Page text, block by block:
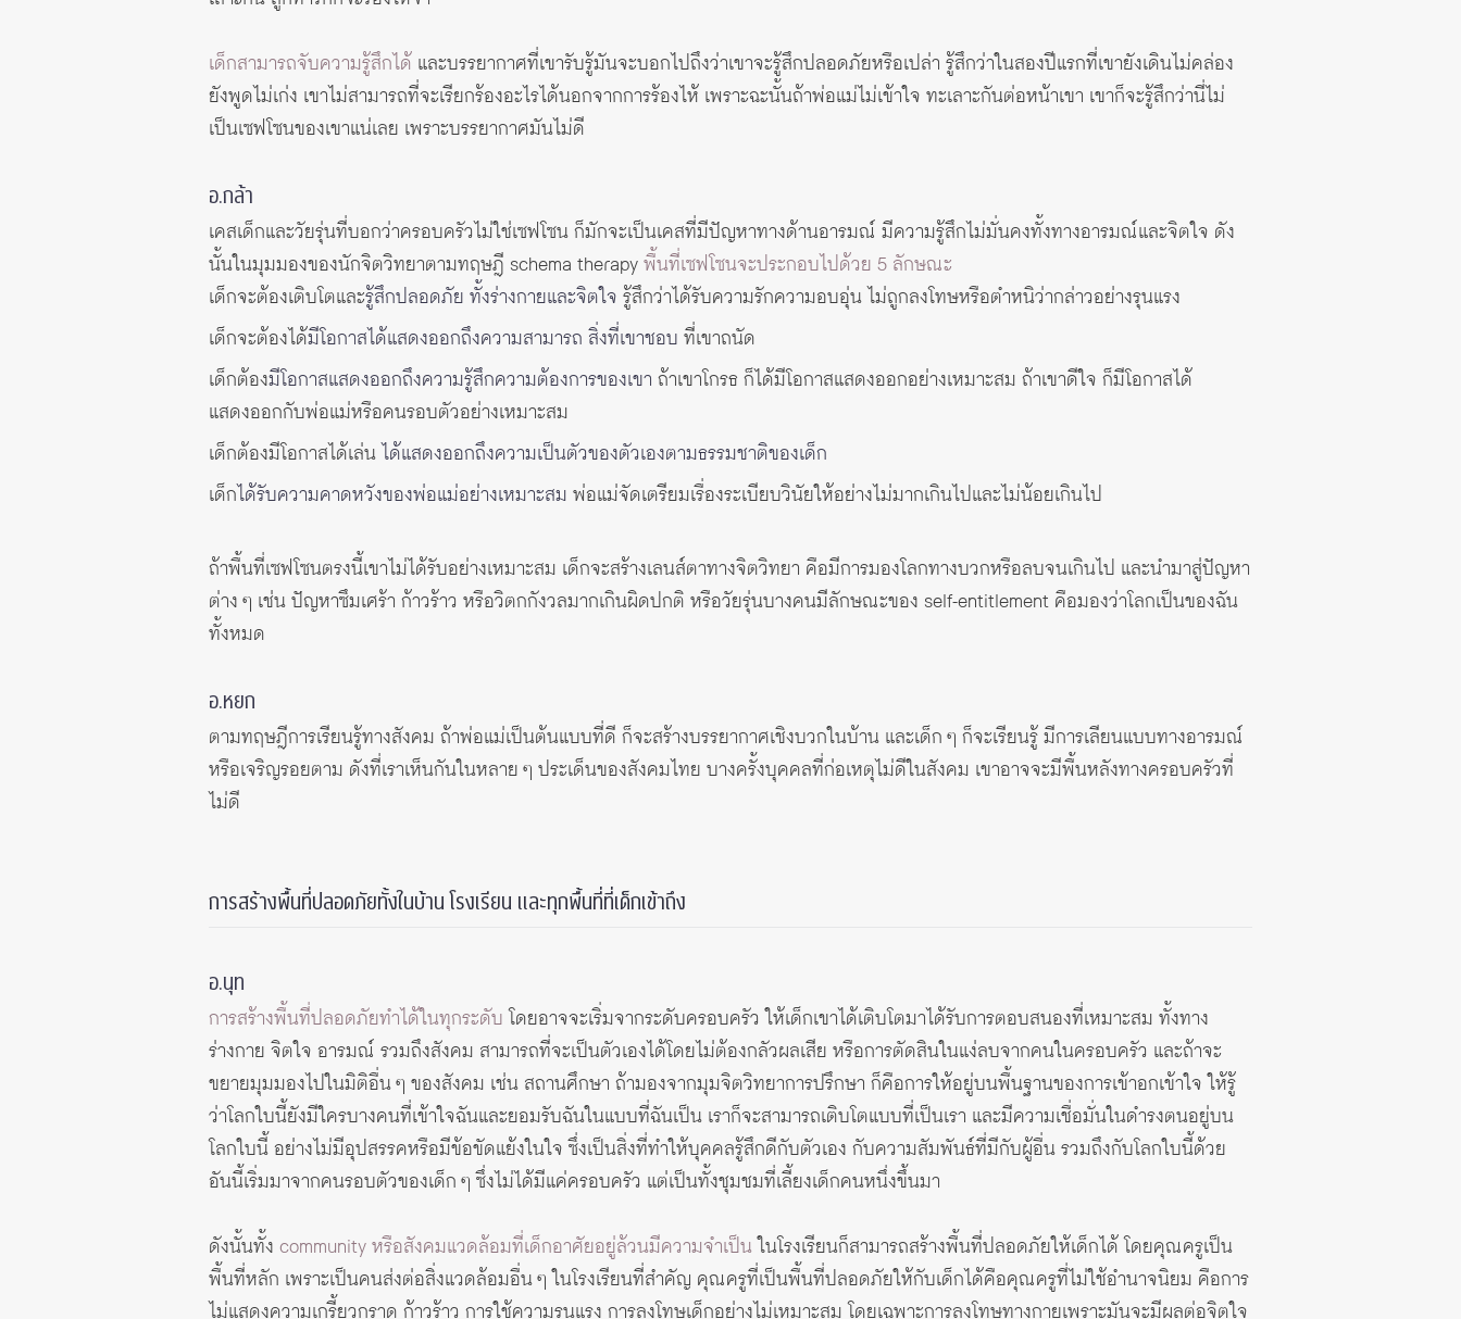
เด็กสามารถจับความรู้สึกได้ และบรรยากาศที่เขารับรู้มันจะบอกไปถึงว่าเขาจะรู้สึกปลอดภัยหรือเปล่า รู้สึกว่าในสองปีแรกที่เขายังเดินไม่คล่อง
ยังพูดไม่เก่ง เขาไม่สามารถที่จะเรียกร้องอะไรได้นอกจากการร้องไห้ เพราะฉะนั้นถ้าพ่อแม่ไม่เข้าใจ ทะเลาะกันต่อหน้าเขา เขาก็จะรู้สึกว่านี่ไม่
เป็นเซฟโซนของเขาแน่เลย เพราะบรรยากาศมันไม่ดี
อ.กล้า
เคสเด็กและวัยรุ่นที่บอกว่าครอบครัวไม่ใช่เซฟโซน ก็มักจะเป็นเคสที่มีปัญหาทางด้านอารมณ์ มีความรู้สึกไม่มั่นคงทั้งทางอารมณ์และจิตใจ ดัง
นั้นในมุมมองของนักจิตวิทยาตามทฤษฎี schema therapyพื้นที่เซฟโซนจะประกอบไปด้วย 5 ลักษณะ
เด็กจะต้องเติบโตและรู้สึกปลอดภัย ทั้งร่างกายและจิตใจ รู้สึกว่าได้รับความรักความอบอุ่น ไม่ถูกลงโทษหรือตำหนิว่ากล่าวอย่างรุนแรง
เด็กจะต้องได้มีโอกาสได้แสดงออกถึงความสามารถ สิ่งที่เขาชอบ ที่เขาถนัด
เด็กต้องมีโอกาสแสดงออกถึงความรู้สึกความต้องการของเขา ถ้าเขาโกรธ ก็ได้มีโอกาสแสดงออกอย่างเหมาะสม ถ้าเขาดีใจ ก็มีโอกาสได้
แสดงออกกับพ่อแม่หรือคนรอบตัวอย่างเหมาะสม
เด็กต้องมีโอกาสได้เล่นได้แสดงออกถึงความเป็นตัวของตัวเองตามธรรมชาติของเด็ก
เด็กได้รับความคาดหวังของพ่อแม่อย่างเหมาะสม พ่อแม่จัดเตรียมเรื่องระเบียบวินัยให้อย่างไม่มากเกินไปและไม่น้อยเกินไป
ถ้าพื้นที่เซฟโซนตรงนี้เขาไม่ได้รับอย่างเหมาะสม เด็กจะสร้างเลนส์ตาทางจิตวิทยา คือมีการมองโลกทางบวกหรือลบจนเกินไป และนำมาสู่ปัญหา
ต่าง ๆ เช่น ปัญหาซึมเศร้า ก้าวร้าว หรือวิตกกังวลมากเกินผิดปกติ หรือวัยรุ่นบางคนมีลักษณะของ self-entitlement คือมองว่าโลกเป็นของฉัน
ทั้งหมด
อ.หยก
ตามทฤษฎีการเรียนรู้ทางสังคม ถ้าพ่อแม่เป็นต้นแบบที่ดี ก็จะสร้างบรรยากาศเชิงบวกในบ้าน และเด็ก ๆ ก็จะเรียนรู้ มีการเลียนแบบทางอารมณ์
หรือเจริญรอยตาม ดังที่เราเห็นกันในหลาย ๆ ประเด็นของสังคมไทย บางครั้งบุคคลที่ก่อเหตุไม่ดีในสังคม เขาอาจจะมีพื้นหลังทางครอบครัวที่
ไม่ดี
การสร้างพื้นที่ปลอดภัยทั้งในบ้าน โรงเรียน และทุกพื้นที่ที่เด็กเข้าถึง
อ.นุท
การสร้างพื้นที่ปลอดภัยทำได้ในทุกระดับโดยอาจจะเริ่มจากระดับครอบครัว ให้เด็กเขาได้เติบโตมาได้รับการตอบสนองที่เหมาะสม ทั้งทาง
ร่างกาย จิตใจ อารมณ์ รวมถึงสังคม สามารถที่จะเป็นตัวเองได้โดยไม่ต้องกลัวผลเสีย หรือการตัดสินในแง่ลบจากคนในครอบครัว และถ้าจะ
ขยายมุมมองไปในมิติอื่น ๆ ของสังคม เช่น สถานศึกษา ถ้ามองจากมุมจิตวิทยาการปรึกษา ก็คือการให้อยู่บนพื้นฐานของการเข้าอกเข้าใจ ให้รู้
ว่าโลกใบนี้ยังมีใครบางคนที่เข้าใจฉันและยอมรับฉันในแบบที่ฉันเป็น เราก็จะสามารถเติบโตแบบที่เป็นเรา และมีความเชื่อมั่นในดำรงตนอยู่บน
โลกใบนี้ อย่างไม่มีอุปสรรคหรือมีข้อขัดแย้งในใจ ซึ่งเป็นสิ่งที่ทำให้บุคคลรู้สึกดีกับตัวเอง กับความสัมพันธ์ที่มีกับผู้อื่น รวมถึงกับโลกใบนี้ด้วย
อันนี้เริ่มมาจากคนรอบตัวของเด็ก ๆ ซึ่งไม่ได้มีแค่ครอบครัว แต่เป็นทั้งชุมชมที่เลี้ยงเด็กคนหนึ่งขึ้นมา
ดังนั้นทั้ง community หรือสังคมแวดล้อมที่เด็กอาศัยอยู่ล้วนมีความจำเป็นในโรงเรียนก็สามารถสร้างพื้นที่ปลอดภัยให้เด็กได้ โดยคุณครูเป็น
พื้นที่หลัก เพราะเป็นคนส่งต่อสิ่งแวดล้อมอื่น ๆ ในโรงเรียนที่สำคัญ คุณครูที่เป็นพื้นที่ปลอดภัยให้กับเด็กได้คือคุณครูที่ไม่ใช้อำนาจนิยม คือการ
ไม่แสดงความเกรี้ยวกราด ก้าวร้าว การใช้ความรุนแรง การลงโทษเด็กอย่างไม่เหมาะสม โดยเฉพาะการลงโทษทางกายเพราะมันจะมีผลต่อจิตใจ